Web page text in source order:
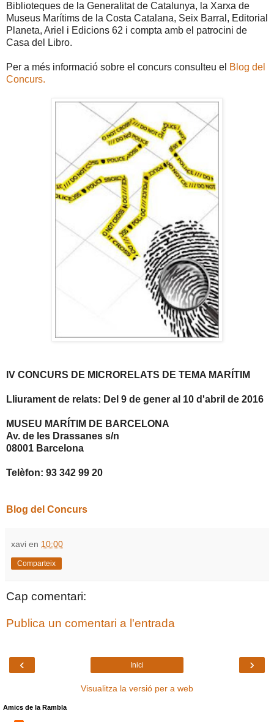
Biblioteques de la Generalitat de Catalunya, la Xarxa de
Museus Marítims de la Costa Catalana, Seix Barral, Editorial
Planeta, Ariel i Edicions 62 i compta amb el patrocini de
Casa del Libro.
Per a més informació sobre el concurs consulteu el Blog del
Concurs.
IV CONCURS DE MICRORELATS DE TEMA MARÍTIM
Lliurament de relats: Del 9 de gener al 10 d'abril de 2016
MUSEU MARÍTIM DE BARCELONA
Av. de les Drassanes s/n
08001 Barcelona
Telèfon: 93 342 99 20
Blog del Concurs
xavi en 10:00
Comparteix
Cap comentari:
Publica un comentari a l'entrada
‹ ›
Inici
Visualitza la versió per a web
Amics de la Rambla